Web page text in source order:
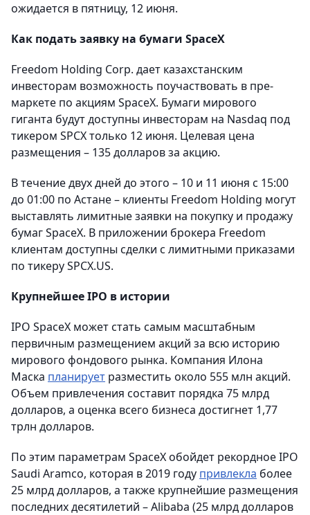
ожидается в пятницу, 12 июня.
Как подать заявку на бумаги SpaceX
Freedom Holding Corp. дает казахстанским
инвесторам возможность поучаствовать в пре-
маркете по акциям SpaceX. Бумаги мирового
гиганта будут доступны инвесторам на Nasdaq под
тикером SPCX только 12 июня. Целевая цена
размещения – 135 долларов за акцию.
В течение двух дней до этого – 10 и 11 июня с 15:00
до 01:00 по Астане – клиенты Freedom Holding могут
выставлять лимитные заявки на покупку и продажу
бумаг SpaceX. В приложении брокера Freedom
клиентам доступны сделки с лимитными приказами
по тикеру SPCX.US.
Крупнейшее IPO в истории
IPO SpaceX может стать самым масштабным
первичным размещением акций за всю историю
мирового фондового рынка. Компания Илона
Маска планирует разместить около 555 млн акций.
Объем привлечения составит порядка 75 млрд
долларов, а оценка всего бизнеса достигнет 1,77
трлн долларов.
По этим параметрам SpaceX обойдет рекордное IPO
Saudi Aramco, которая в 2019 году привлекла более
25 млрд долларов, а также крупнейшие размещения
последних десятилетий – Alibaba (25 млрд долларов